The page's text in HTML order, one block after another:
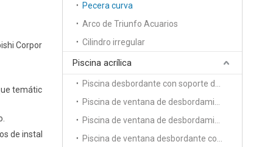
Corpor
temátic
de instal
Pecera curva
Arco de Triunfo Acuarios
Cilindro irregular
Piscina acrílica